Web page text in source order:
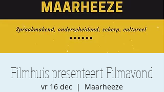
Filmhuis presenteert Filmavond
vr 16 dec
  |
Maarheeze